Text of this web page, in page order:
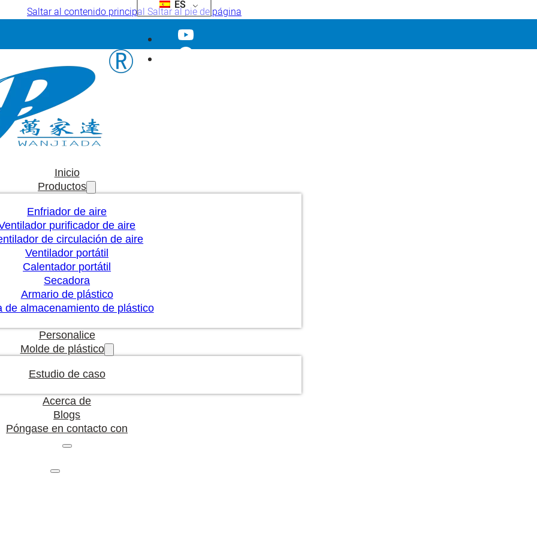
Saltar al contenido principalSaltar al pie de página
ES
Inicio
Productos
Enfriador de aire
purificador de aire
de circulación de aire
Ventilador portátil
Calentador portátil
Secadora
Armario de plástico
de almacenamiento de plástico
Personalice
Molde de plástico
Estudio de caso
Acerca de
Blogs
Póngase en contacto con